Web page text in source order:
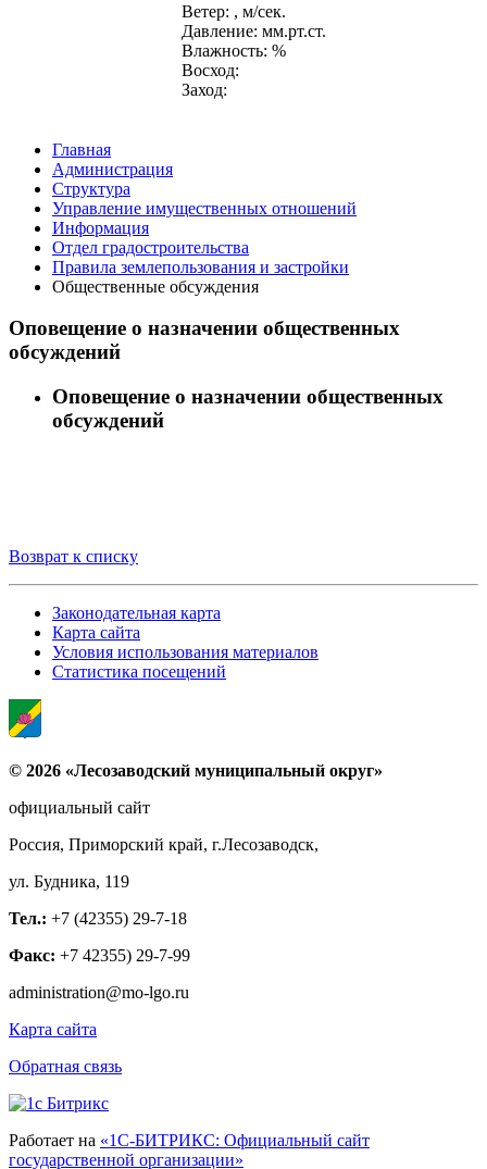
Ветер: , м/сек.
Давление: мм.рт.ст.
Влажность: %
Восход:
Заход:
Главная
Администрация
Структура
Управление имущественных отношений
Информация
Отдел градостроительства
Правила землепользования и застройки
Общественные обсуждения
Оповещение о назначении общественных
обсуждений
Оповещение о назначении общественных
обсуждений
Возврат к списку
Законодательная карта
Карта сайта
Условия использования материалов
Статистика посещений
© 2026 «Лесозаводский муниципальный округ»
официальный сайт
Россия, Приморский край, г.Лесозаводск,
ул. Будника, 119
Тел.: +7 (42355) 29-7-18
Факс: +7 42355) 29-7-99
administration@mo-lgo.ru
Карта сайта
Обратная связь
Работает на «1С-БИТРИКС: Официальный сайт
государственной организации»